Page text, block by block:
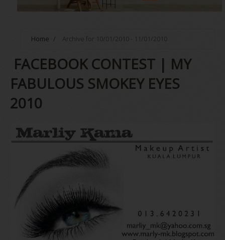
Home / Archive for 10/01/2010 - 11/01/2010
FACEBOOK CONTEST | MY
FABULOUS SMOKEY EYES
2010